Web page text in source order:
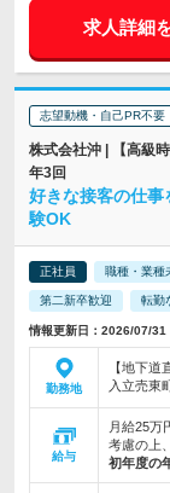
求人詳細
志望動機・自己PR不要
株式会社沖 | 【高級
年3回
好きな接客の仕事
験OK
正社員 職種・業種
第二新卒歓迎 転勤
情報更新日：2026/07/
勤務地
【地下
入立売東
給与
月給25万
考慮の上
初年度の